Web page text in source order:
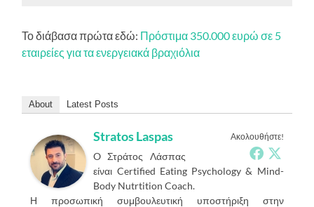
Το διάβασα πρώτα εδώ: Πρόστιμα 350.000 ευρώ σε 5
εταιρείες για τα ενεργειακά βραχιόλια
About Latest Posts
Ακολουθήστε!
Stratos Laspas
O Στράτος Λάσπας
είναι Certified Eating Psychology & Mind-
Body Nutrtition Coach.
Η προσωπική συμβουλευτική υποστήριξη στην